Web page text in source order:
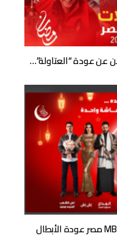
قائمة مسلسلات رمضان 2025 على MBC مصر عودة الأبطال